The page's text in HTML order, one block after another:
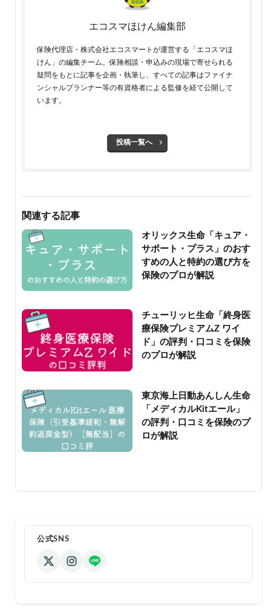
エコスマほけん編集部
保険代理店・株式会社エコスマートが運営する「エコスマほ
けん」の編集チーム。保険相談・申込みの現場で寄せられる
疑問をもとに記事を企画・執筆し、すべての記事はファイナ
ンシャルプランナー等の有資格者による監修を経て公開して
います。
投稿一覧へ
関連する記事
オリックス生命「キュア・
サポート・プラス」のおす
すめの人と特約の選び方を
保険のプロが解説
チューリッヒ生命「終身医
療保険プレミアムZ ワイ
ド」の評判・口コミを保険
のプロが解説
東京海上日動あんしん生命
「メディカルKitエール」
の評判・口コミを保険のプ
ロが解説
公式SNS